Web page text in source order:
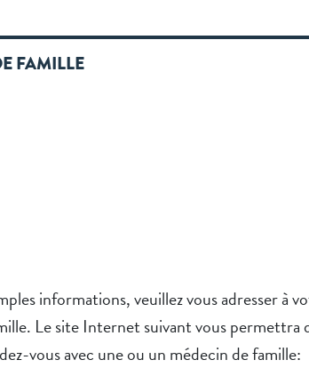
FAMILLE
informations, veuillez vous adresser à
Le site Internet suivant vous permettra
vous avec une ou un médecin de famille: